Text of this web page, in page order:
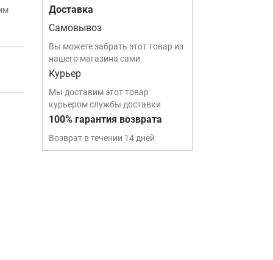
Доставка
Самовывоз
Вы можете забрать этот товар из
нашего магазина сами
Курьер
Мы доставим этот товар
курьером службы доставки
100% гарантия возврата
Возврат в течении 14 дней